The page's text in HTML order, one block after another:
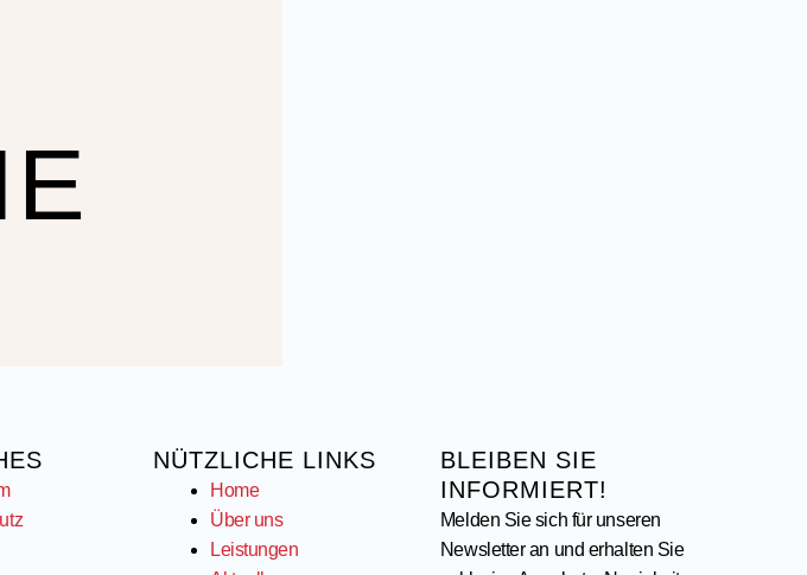
NÜTZLICHE LINKS
Home
Über uns
Leistungen
BLEIBEN SIE
INFORMIERT!
Melden Sie sich für unseren
Newsletter an und erhalten Sie